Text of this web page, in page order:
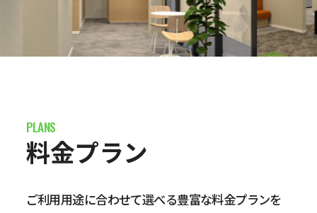
料金プラン
ご利用用途に合わせて選べる豊富な料金プランを